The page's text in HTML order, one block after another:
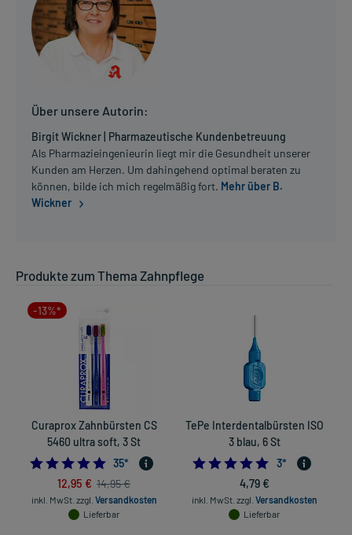
Über unsere Autorin:
Birgit Wickner | Pharmazeutische Kundenbetreuung
Als Pharmazieingenieurin liegt mir die Gesundheit unserer
Kunden am Herzen. Um dahingehend optimal beraten zu
können, bilde ich mich regelmäßig fort. Mehr über B.
Wickner
Produkte zum Thema Zahnpflege
-13%*
Curaprox Zahnbürsten CS
5460 ultra soft, 3 St
4.9714285714285715
35*
12,95 € 14,95 €
inkl. MwSt. zzgl. Versandkosten
Lieferbar
TePe Interdentalbürsten ISO
3 blau, 6 St
5.0
3*
4,79 €
inkl. MwSt. zzgl. Versandkosten
Lieferbar